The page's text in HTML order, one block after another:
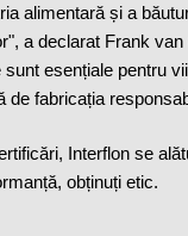
alimentară și a
a declarat Frank
esențiale pentru
de fabricația
Interflon se
obținuți etic.